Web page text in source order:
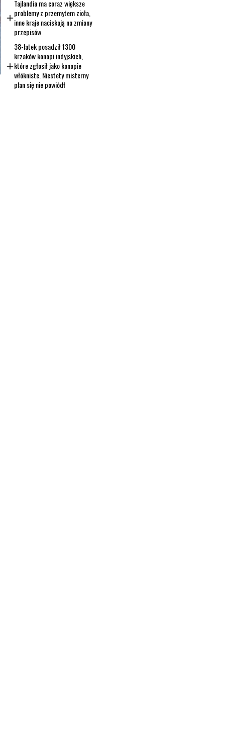
Tajlandia ma coraz większe
problemy z przemytem zioła,
inne kraje naciskają na zmiany
przepisów
38-latek posadził 1300
krzaków konopi indyjskich,
które zgłosił jako konopie
włókniste. Niestety misterny
plan się nie powiódł